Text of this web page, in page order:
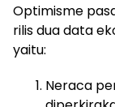
Optimisme
rilis dua data
yaitu:
Neraca